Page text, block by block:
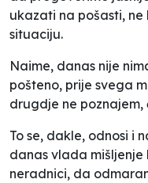
ukazati na pošasti,
situaciju.
Naime, danas nije
pošteno, prije svega
drugdje ne poznajem,
To se, dakle, odnosi i
danas vlada mišljenje
neradnici, da